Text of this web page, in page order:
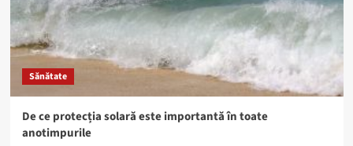
Sănătate
De ce protecția solară este importantă în toate
anotimpurile